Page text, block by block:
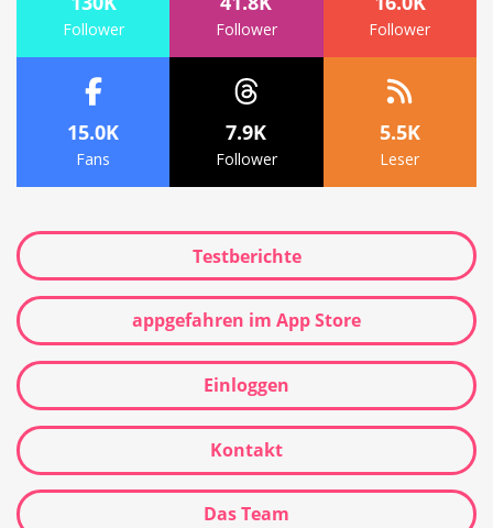
Follower Follower Follower
15.0K
Fans
7.9K
Follower
5.5K
Leser
Testberichte
appgefahren im App Store
Einloggen
Kontakt
Das Team